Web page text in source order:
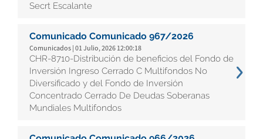
Secrt Escalante
Comunicado Comunicado 967/2026
Comunicados | 01 Julio, 2026 12:00:18
CHR-8710-Distribución de beneficios del Fondo de
Inversión Ingreso Cerrado C Multifondos No
Diversificado y del Fondo de Inversión
Concentrado Cerrado De Deudas Soberanas
Mundiales Multifondos